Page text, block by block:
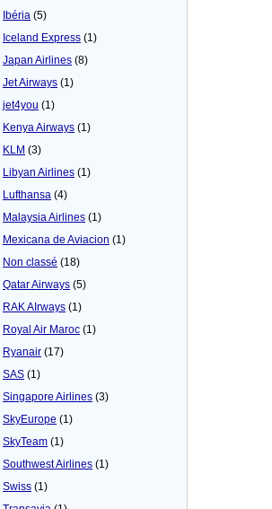
Ibéria (5)
Iceland Express (1)
Japan Airlines (8)
Jet Airways (1)
jet4you (1)
Kenya Airways (1)
KLM (3)
Libyan Airlines (1)
Lufthansa (4)
Malaysia Airlines (1)
Mexicana de Aviacion (1)
Non classé (18)
Qatar Airways (5)
RAK AIrways (1)
Royal Air Maroc (1)
Ryanair (17)
SAS (1)
Singapore Airlines (3)
SkyEurope (1)
SkyTeam (1)
Southwest Airlines (1)
Swiss (1)